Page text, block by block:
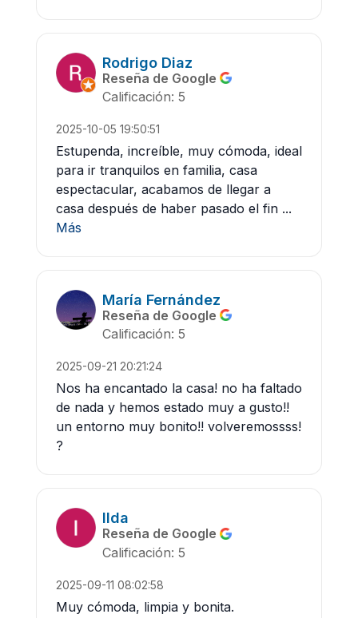
Rodrigo Diaz
Reseña de Google
Calificación: 5
2025-10-05 19:50:51
Estupenda, increíble, muy cómoda, ideal
para ir tranquilos en familia, casa
espectacular, acabamos de llegar a
casa después de haber pasado el fin ...
Más
María Fernández
Reseña de Google
Calificación: 5
2025-09-21 20:21:24
Nos ha encantado la casa! no ha faltado
de nada y hemos estado muy a gusto!!
un entorno muy bonito!! volveremossss!
?
Ilda
Reseña de Google
Calificación: 5
2025-09-11 08:02:58
Muy cómoda, limpia y bonita.